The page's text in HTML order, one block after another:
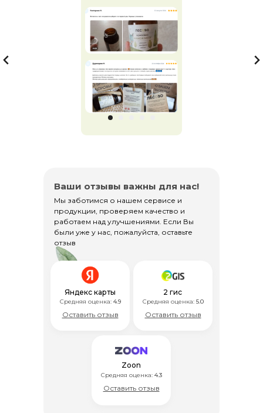
Ваши отзывы важны для нас!
Мы заботимся о нашем сервисе и
продукции, проверяем качество и
работаем над улучшениями. Если Вы
были уже у нас, пожалуйста, оставьте
отзыв
Яндекс карты
Средняя оценка: 4.9
Оставить отзыв
2 гис
Средняя оценка: 5.0
Оставить отзыв
Zoon
Средняя оценка: 4.3
Оставить отзыв